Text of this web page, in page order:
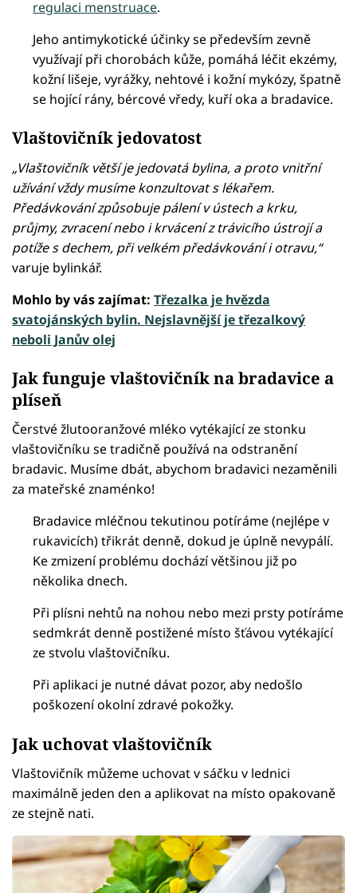
regulaci menstruace.
Jeho antimykotické účinky se především zevně
využívají při chorobách kůže, pomáhá léčit ekzémy,
kožní lišeje, vyrážky, nehtové i kožní mykózy, špatně
se hojící rány, bércové vředy, kuří oka a bradavice.
Vlaštovičník jedovatost
„Vlaštovičník větší je jedovatá bylina, a proto vnitřní
užívání vždy musíme konzultovat s lékařem.
Předávkování způsobuje pálení v ústech a krku,
průjmy, zvracení nebo i krvácení z trávicího ústrojí a
potíže s dechem, při velkém předávkování i otravu,“
varuje bylinkář.
Mohlo by vás zajímat: Třezalka je hvězda
svatojánských bylin. Nejslavnější je třezalkový
neboli Janův olej
Jak funguje vlaštovičník na bradavice a
plíseň
Čerstvé žlutooranžové mléko vytékající ze stonku
vlaštovičníku se tradičně používá na odstranění
bradavic. Musíme dbát, abychom bradavici nezaměnili
za mateřské znaménko!
Bradavice mléčnou tekutinou potíráme (nejlépe v
rukavicích) třikrát denně, dokud je úplně nevypálí.
Ke zmizení problému dochází většinou již po
několika dnech.
Při plísni nehtů na nohou nebo mezi prsty potíráme
sedmkrát denně postižené místo šťávou vytékající
ze stvolu vlaštovičníku.
Při aplikaci je nutné dávat pozor, aby nedošlo
poškození okolní zdravé pokožky.
Jak uchovat vlaštovičník
Vlaštovičník můžeme uchovat v sáčku v lednici
maximálně jeden den a aplikovat na místo opakovaně
ze stejně nati.